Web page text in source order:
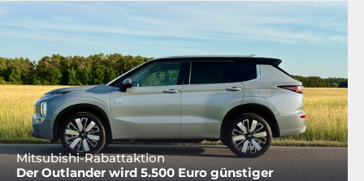
Mitsubishi-Rabattaktion
Der Outlander wird 5.500 Euro günstiger